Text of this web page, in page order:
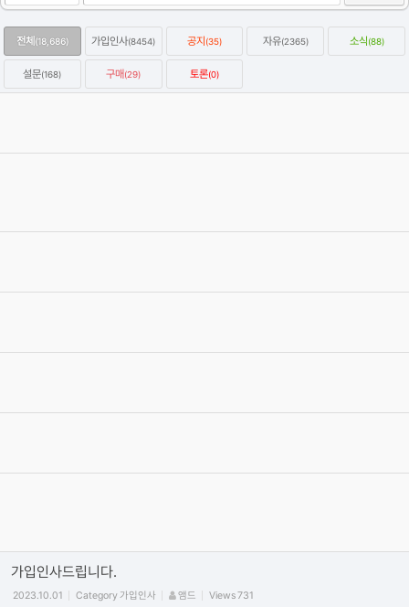
전체 (18,686) 가입인사(8454) 공지 (35) 자유(2365) 소식(88)
설문(168) 구매(29) 토론(0)
가입인사드립니다.
2023.10.01 Category가입인사 앰드 Views731